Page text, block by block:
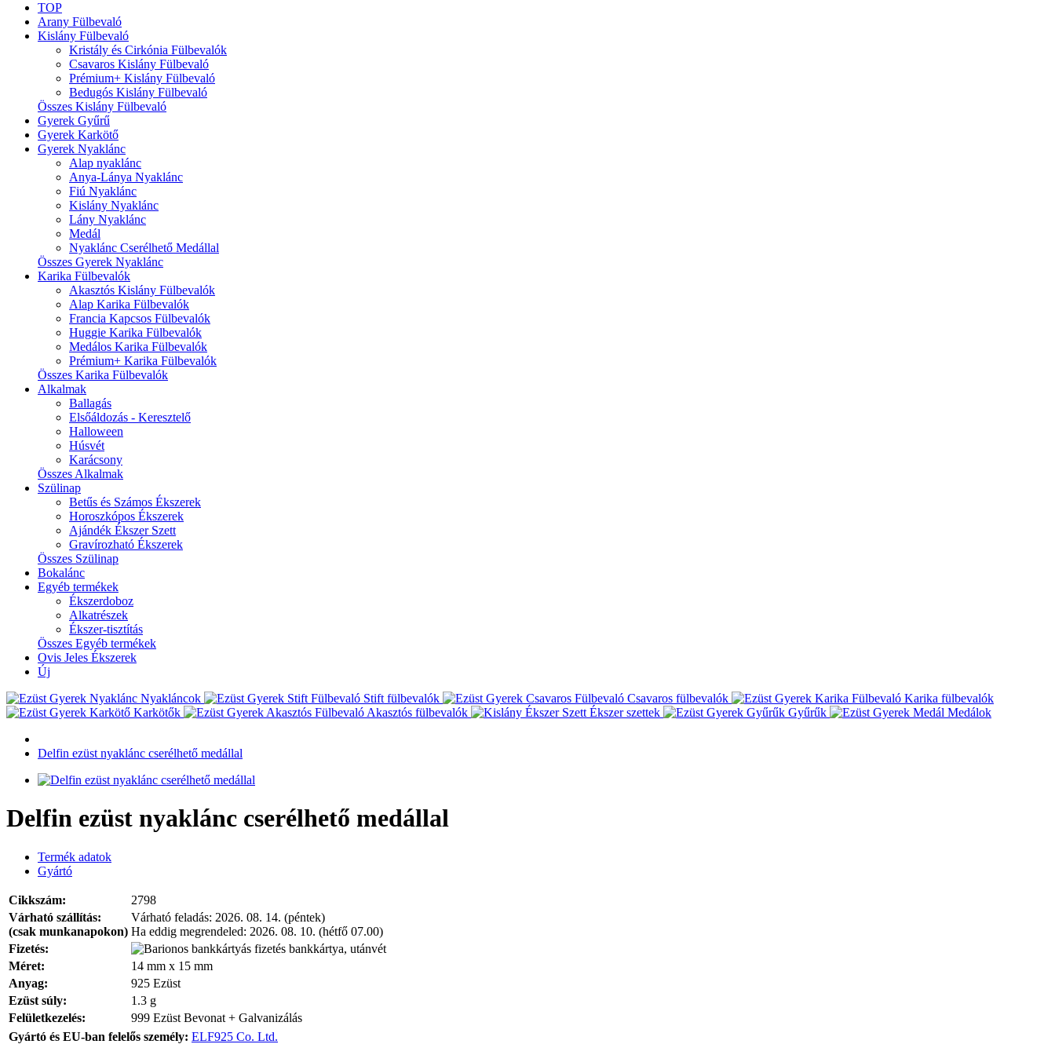
TOP
Arany Fülbevaló
Kislány Fülbevaló
Kristály és Cirkónia Fülbevalók
Csavaros Kislány Fülbevaló
Prémium+ Kislány Fülbevaló
Bedugós Kislány Fülbevaló
Összes Kislány Fülbevaló
Gyerek Gyűrű
Gyerek Karkötő
Gyerek Nyaklánc
Alap nyaklánc
Anya-Lánya Nyaklánc
Fiú Nyaklánc
Kislány Nyaklánc
Lány Nyaklánc
Medál
Nyaklánc Cserélhető Medállal
Összes Gyerek Nyaklánc
Karika Fülbevalók
Akasztós Kislány Fülbevalók
Alap Karika Fülbevalók
Francia Kapcsos Fülbevalók
Huggie Karika Fülbevalók
Medálos Karika Fülbevalók
Prémium+ Karika Fülbevalók
Összes Karika Fülbevalók
Alkalmak
Ballagás
Elsőáldozás - Keresztelő
Halloween
Húsvét
Karácsony
Összes Alkalmak
Szülinap
Betűs és Számos Ékszerek
Horoszkópos Ékszerek
Ajándék Ékszer Szett
Gravírozható Ékszerek
Összes Szülinap
Bokalánc
Egyéb termékek
Ékszerdoboz
Alkatrészek
Ékszer-tisztítás
Összes Egyéb termékek
Ovis Jeles Ékszerek
Új
Nyakláncok
Stift fülbevalók Csavaros fülbevalók
Karika fülbevalók
Karkötők
Akasztós fülbevalók Ékszer szettek Gyűrűk Medálok
Delfin ezüst nyaklánc cserélhető medállal
Delfin ezüst nyaklánc cserélhető medállal
Termék adatok
Gyártó
Cikkszám:
2798
Várható szállítás:
(csak munkanapokon)
Várható feladás: 2026. 08. 14. (péntek)
Ha eddig megrendeled: 2026. 08. 10. (hétfő 07.00)
Fizetés:
bankkártya, utánvét
Méret:
14 mm x 15 mm
Anyag:
925 Ezüst
Ezüst súly:
1.3 g
Felületkezelés:
999 Ezüst Bevonat + Galvanizálás
Gyártó és EU-ban felelős személy: ELF925 Co. Ltd.